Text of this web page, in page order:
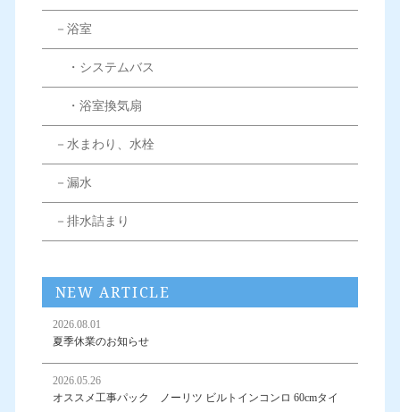
－浴室
・システムバス
・浴室換気扇
－水まわり、水栓
－漏水
－排水詰まり
NEW ARTICLE
2026.08.01
夏季休業のお知らせ
2026.05.26
オススメ工事パック ノーリツ ビルトインコンロ 60cmタイ